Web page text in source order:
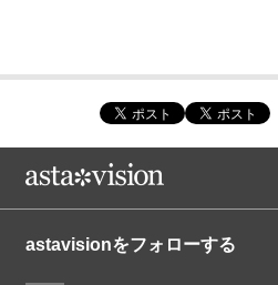
astavisionをフォローする